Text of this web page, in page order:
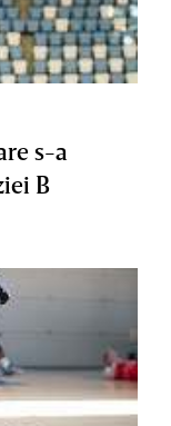
s-a
B